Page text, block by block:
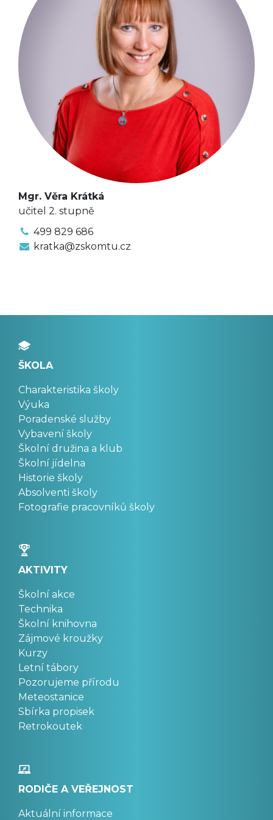
Mgr. Věra Krátká
učitel 2. stupně
499 829 686
kratka@zskomtu.cz
ŠKOLA
Charakteristika školy
Výuka
Poradenské služby
Vybavení školy
Školní družina a klub
Školní jídelna
Historie školy
Absolventi školy
Fotografie pracovníků školy
AKTIVITY
Školní akce
Technika
Školní knihovna
Zájmové kroužky
Kurzy
Letní tábory
Pozorujeme přírodu
Meteostanice
Sbírka propisek
Retrokoutek
RODIČE A VEŘEJNOST
Aktuální informace